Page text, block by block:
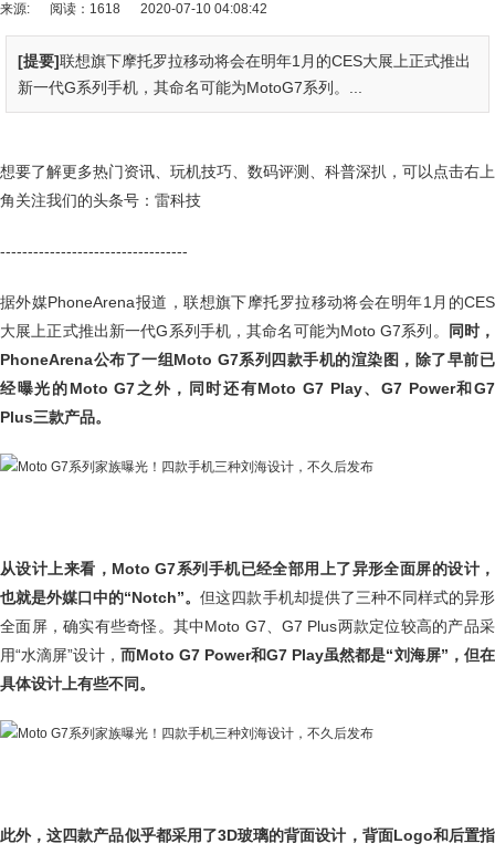
来源: 阅读：1618 2020-07-10 04:08:42
[提要]联想旗下摩托罗拉移动将会在明年1月的CES大展上正式推出
新一代G系列手机，其命名可能为MotoG7系列。...
想要了解更多热门资讯、玩机技巧、数码评测、科普深扒，可以点击右上
角关注我们的头条号：雷科技
----------------------------------
据外媒PhoneArena报道，联想旗下摩托罗拉移动将会在明年1月的CES
大展上正式推出新一代G系列手机，其命名可能为Moto G7系列。
同时，
PhoneArena公布了一组Moto G7系列四款手机的渲染图，除了早前已
经曝光的Moto G7之外，同时还有Moto G7 Play、G7 Power和G7
Plus三款产品。
从设计上来看，Moto G7系列手机已经全部用上了异形全面屏的设计，
也就是外媒口中的“Notch”。但这四款手机却提供了三种不同样式的异形
全面屏，确实有些奇怪。其中Moto G7、G7 Plus两款定位较高的产品采
用“水滴屏”设计， 而Moto G7 Power和G7 Play虽然都是“刘海屏”，但在
具体设计上有些不同。
此外，这四款产品似乎都采用了3D玻璃的背面设计，背面Logo和后置指